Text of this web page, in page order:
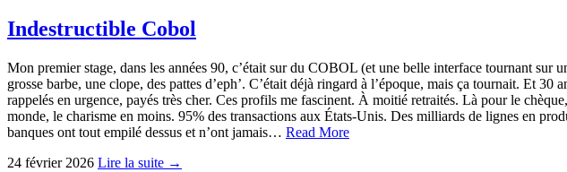
Indestructible Cobol
Mon premier stage, dans les années 90, c’était sur du COBOL (et une belle interface tournant sur
grosse barbe, une clope, des pattes d’eph’. C’était déjà ringard à l’époque, mais ça tournait. Et
rappelés en urgence, payés très cher. Ces profils me fascinent. À moitié retraités. Là pour le
monde, le charisme en moins. 95% des transactions aux États-Unis. Des milliards de lignes en
banques ont tout empilé dessus et n’ont jamais… Read More
24 février 2026 Lire la suite →